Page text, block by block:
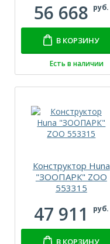
56 668 руб.
В КОРЗИНУ
Есть в наличии
Конструктор Huna
"ЗООПАРК" ZOO
553315
47 911 руб.
В КОРЗИНУ